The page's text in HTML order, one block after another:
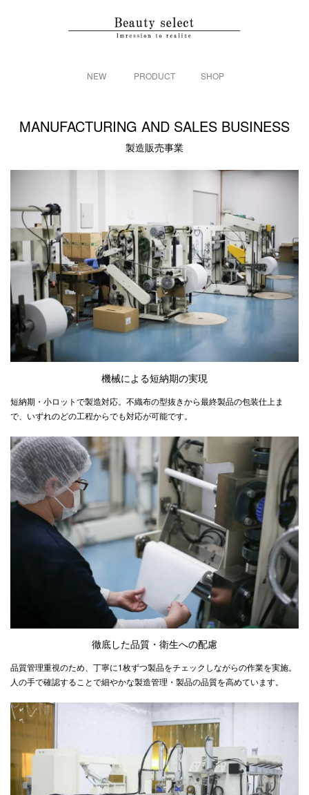
NEW PRODUCT SHOP
MANUFACTURING AND SALES BUSINESS
製造販売事業
機械による短納期の実現
短納期・小ロットで製造対応。不織布の型抜きから最終製品の包装仕上ま
で、いずれのどの工程からでも対応が可能です。
徹底した品質・衛生への配慮
品質管理重視のため、丁寧に1枚ずつ製品をチェックしながらの作業を実施。
人の手で確認することで細やかな製造管理・製品の品質を高めています。